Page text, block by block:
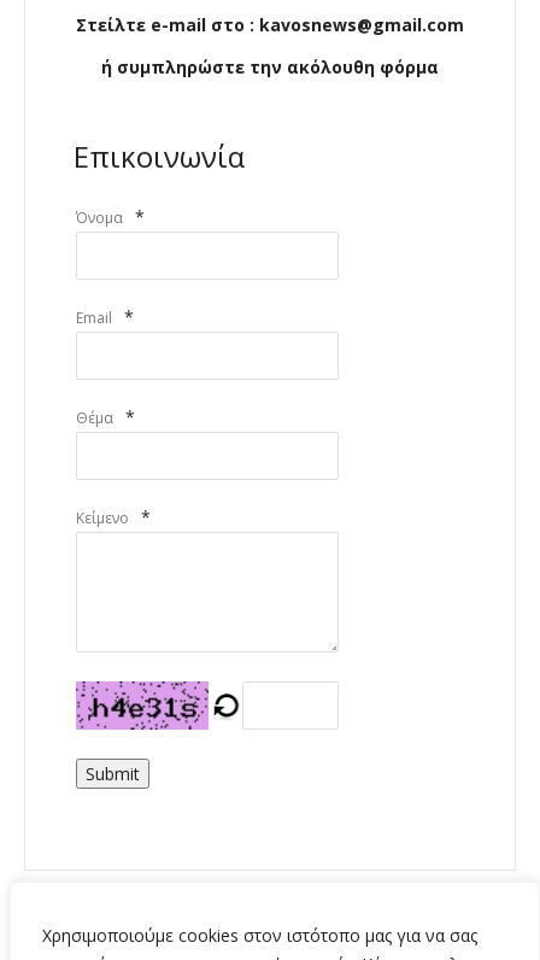
Χρησιμοποιούμε cookies στον ιστότοπο μας για να σας
Στείλτε e-mail στο : kavosnews@gmail.com
ή συμπληρώστε την ακόλουθη φόρμα
Επικοινωνία
Όνομα *
Email *
Θέμα *
Κείμενο *
Submit